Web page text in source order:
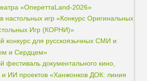
«ОпереттаLand-2026»
настольных игр «Конкурс Оригинальных
Игр (КОРНИ)»
конкурс для русскоязычных СМИ и
и Сердцем»
фестиваль документального кино,
и ИИ проектов «Ханжонков ДОК: линия